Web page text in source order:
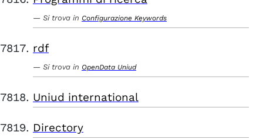
Si trova in Configurazione Keywords
rdf
Si trova in OpenData Uniud
Uniud international
Directory